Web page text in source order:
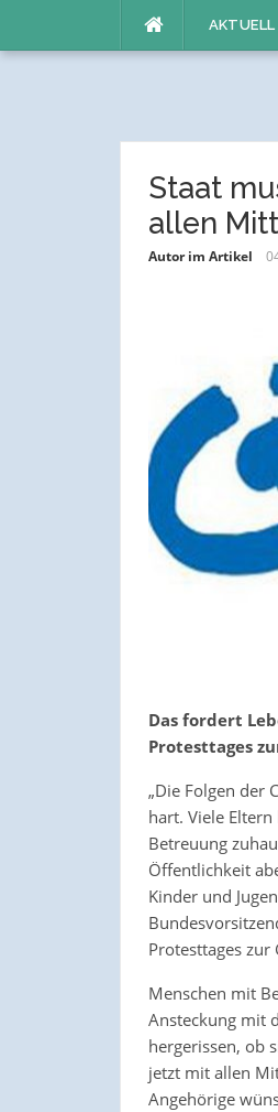
AKTUELL
Staat
allen
Autor im Artikel
Das fordert
Protesttages
„Die Folgen der
hart. Viele
Betreuung
Öffentlichkeit
Kinder und
Protesttages
Menschen mit
Ansteckung mit
hergerissen, ob
jetzt mit allen
Angehörige